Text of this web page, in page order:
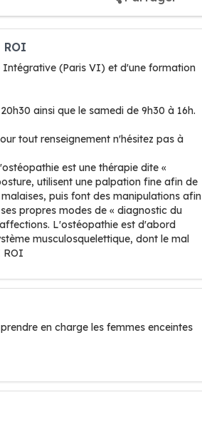
ROI
Intégrative (Paris VI) et d'une formation
ainsi que le samedi de 9h30 à 16h.
tout renseignement n'hésitez pas à
est une thérapie dite «
utilisent une palpation fine afin de
puis font des manipulations afin
propres modes de « diagnostic du
L'ostéopathie est d'abord
musculosquelettique, dont le mal
ROI
en charge les femmes enceintes